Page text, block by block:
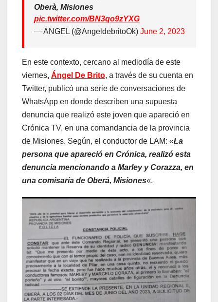
Oberà, Misiones
pic.twitter.com/BN3qo9zYXG
— ANGEL (@AngeldebritoOk) June 2, 2023
En este contexto, cercano al mediodía de este
viernes, Ángel De Brito, a través de su cuenta en
Twitter, publicó una serie de conversaciones de
WhatsApp en donde describen una supuesta
denuncia que realizó este joven que apareció en
Crónica TV, en una comandancia de la provincia
de Misiones. Según, el conductor de LAM: «La
persona que apareció en Crónica, realizó esta
denuncia mencionando a Marley y Corazza, en
una comisaría de Oberá, Misiones«.